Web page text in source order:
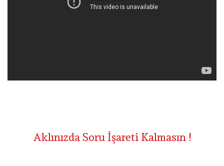
Aklınızda Soru İşareti Kalmasın !